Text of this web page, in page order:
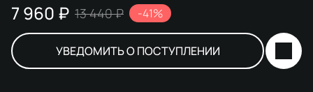
7 960 ₽ 13 440 ₽ -41%
УВЕДОМИТЬ О ПОСТУПЛЕНИИ